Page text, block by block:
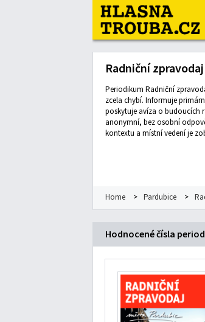
Leaflet| Map data ©OpenStreetMap
Radniční
Periodikum Radniční
zcela chybí. Informuje
poskytuje avíza o budoucích
anonymní, bez osobní
kontextu a místní vedení je
Home > Pardubice >
Hodnocené čísla